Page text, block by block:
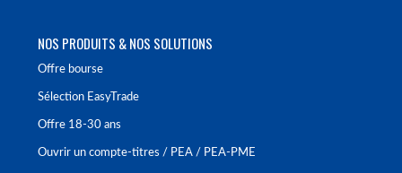
NOS PRODUITS & NOS SOLUTIONS
Offre bourse
Sélection EasyTrade
Offre 18-30 ans
Ouvrir un compte-titres / PEA / PEA-PME